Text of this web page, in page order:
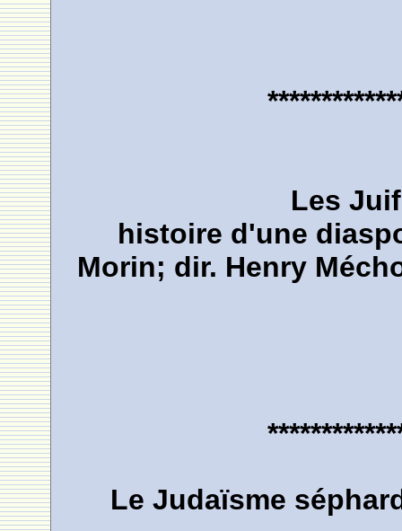
Les
histoire d'une
Morin; dir. Henry
Le Judaïsme